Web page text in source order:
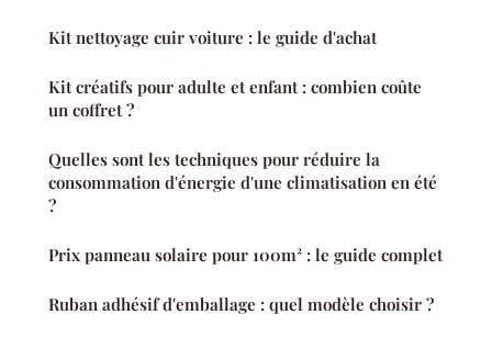
Kit nettoyage cuir voiture : le guide d'achat
Kit créatifs pour adulte et enfant : combien coûte
un coffret ?
Quelles sont les techniques pour réduire la
consommation d'énergie d'une climatisation en été
?
Prix panneau solaire pour 100m² : le guide complet
Ruban adhésif d'emballage : quel modèle choisir ?